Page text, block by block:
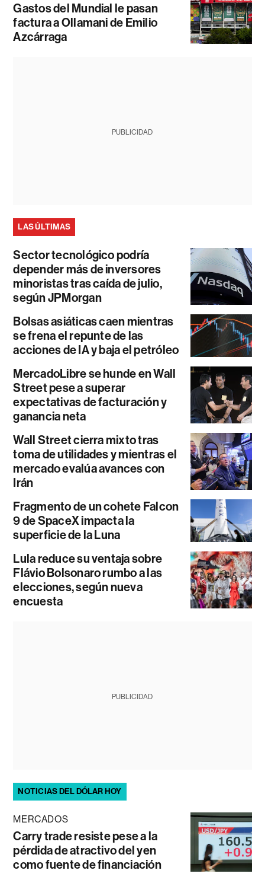
Gastos del Mundial le pasan
factura a Ollamani de Emilio
Azcárraga
PUBLICIDAD
LAS ÚLTIMAS
Sector tecnológico podría
depender más de inversores
minoristas tras caída de julio,
según JPMorgan
Bolsas asiáticas caen mientras
se frena el repunte de las
acciones de IA y baja el petróleo
MercadoLibre se hunde en Wall
Street pese a superar
expectativas de facturación y
ganancia neta
Wall Street cierra mixto tras
toma de utilidades y mientras el
mercado evalúa avances con
Irán
Fragmento de un cohete Falcon
9 de SpaceX impacta la
superficie de la Luna
Lula reduce su ventaja sobre
Flávio Bolsonaro rumbo a las
elecciones, según nueva
encuesta
PUBLICIDAD
NOTICIAS DEL DÓLAR HOY
MERCADOS
Carry trade resiste pese a la
pérdida de atractivo del yen
como fuente de financiación